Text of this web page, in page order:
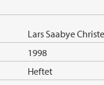
Lars Saabye
Heftet
1998